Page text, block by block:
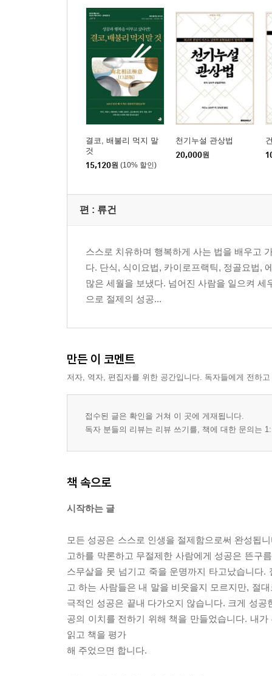
- 음식 말고 성공을 즐겨라
- 대붕이 될 것인가? 참새가 될 것인가?
- 나는 성공할 수 있을까?
- 불규칙한 식사는 운명을 바꾼다
- 음식은 금은보화보다 소중하다
- 폭식은 패가망신의 지름길이다
- 주는 것이 받는 것의 기본이다
- 좋은 운명을 만드는 소식
- 음식 절제가 효의 길
- 넉넉한 곳에서 부족한 곳으로 흐른다
- 삼가는 사람이 귀한 사람이다
- 육식은 마음을 탁하게 한다
- 마음이 가난해서 항상 배고프다
- 직업이 없는 이유
- 소중한 소금
- 생명의 본성
- 무병장수하는 법
- 술의 절제
- 죽을 때 괴로움이 없으려면
- 절제를 물려줘라
- 세상은 날마다 새롭게 변한다
- 마음은 없어지지 않는다
- 세상 모든 것에 신이 깃들어 있다
- 운명학의 비결
- 운명은 정해진 것이 아니다
- 음식이 운명을 좌우한다
- 편저자 후기
결코, 배불리 먹지 말
것
15,120원 (10% 할인)
천기누설 관상법
20,000원
편 : 류건
스스로 치유하며 행복하게 사는 법을 배우고
다. 단식, 식이요법, 카이로프랙틱, 정골요법,
많은 세월을 보냈다. 넘어진 사람을 일으켜
으로 절제의 성공...
만든 이 코멘트
저자, 역자, 편집자를 위한 공간입니다. 독자들에게 전하
접수된 글은 확인을 거쳐 이 곳에 게재됩니다.
독자 분들의 리뷰는 리뷰 쓰기를, 책에 대한 문의는
책 속으로
시작하는 글
모든 성공은 스스로 인생을 절제함으로써 완성됩
고하를 막론하고 무절제한 사람에게 성공은 뜬구
스무살을 못 넘기고 죽을 운명까지 타고났습니다
고 하는 사람들은 내 말을 비웃을지 모르지만, 절
극적인 성공은 끝내 다가오지 않습니다. 크게 성
공의 이치를 전하기 위해 책을 만들었습니다. 내
읽고 책을 평가
해 주었으면 합니다.